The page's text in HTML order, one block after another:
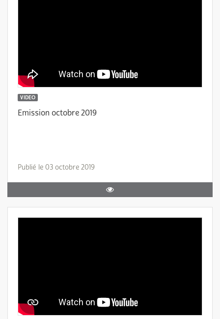
VIDEO
Emission octobre 2019
Publié le 03 octobre 2019